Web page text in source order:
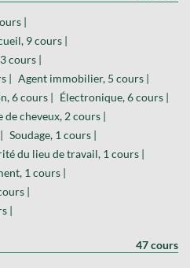
|
9 cours |
cours |
|
Agent immobilier, 5 cours |
6 cours |
Électronique, 6 cours |
de cheveux, 2 cours |
Soudage, 1 cours |
du lieu de travail, 1 cours |
1 cours |
|
|
47 cours